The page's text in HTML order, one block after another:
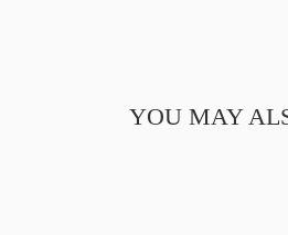
YOU MAY